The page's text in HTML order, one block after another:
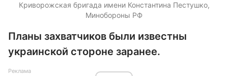
Криворожская бригада имени Константина Пестушко,
Минобороны РФ
Планы захватчиков были известны
украинской стороне заранее.
Реклама